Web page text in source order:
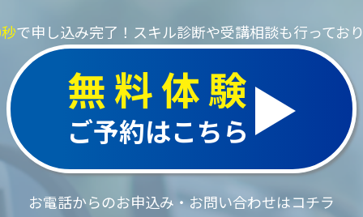
で申し込み完了！ スキル診断や受講相談も行ってお
無料体験
ご予約はこちら
お電話からのお申込み・お問い合わせはコチラ